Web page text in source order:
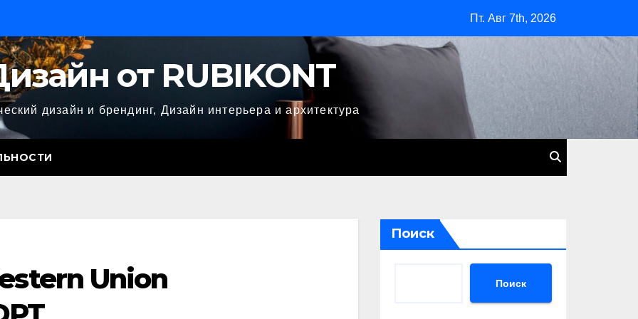
Пт. Авг 7th, 2026
от RUBIKONT
дизайн и брендинг, Дизайн интерьера и архитектура
Union
Поиск
Поиск